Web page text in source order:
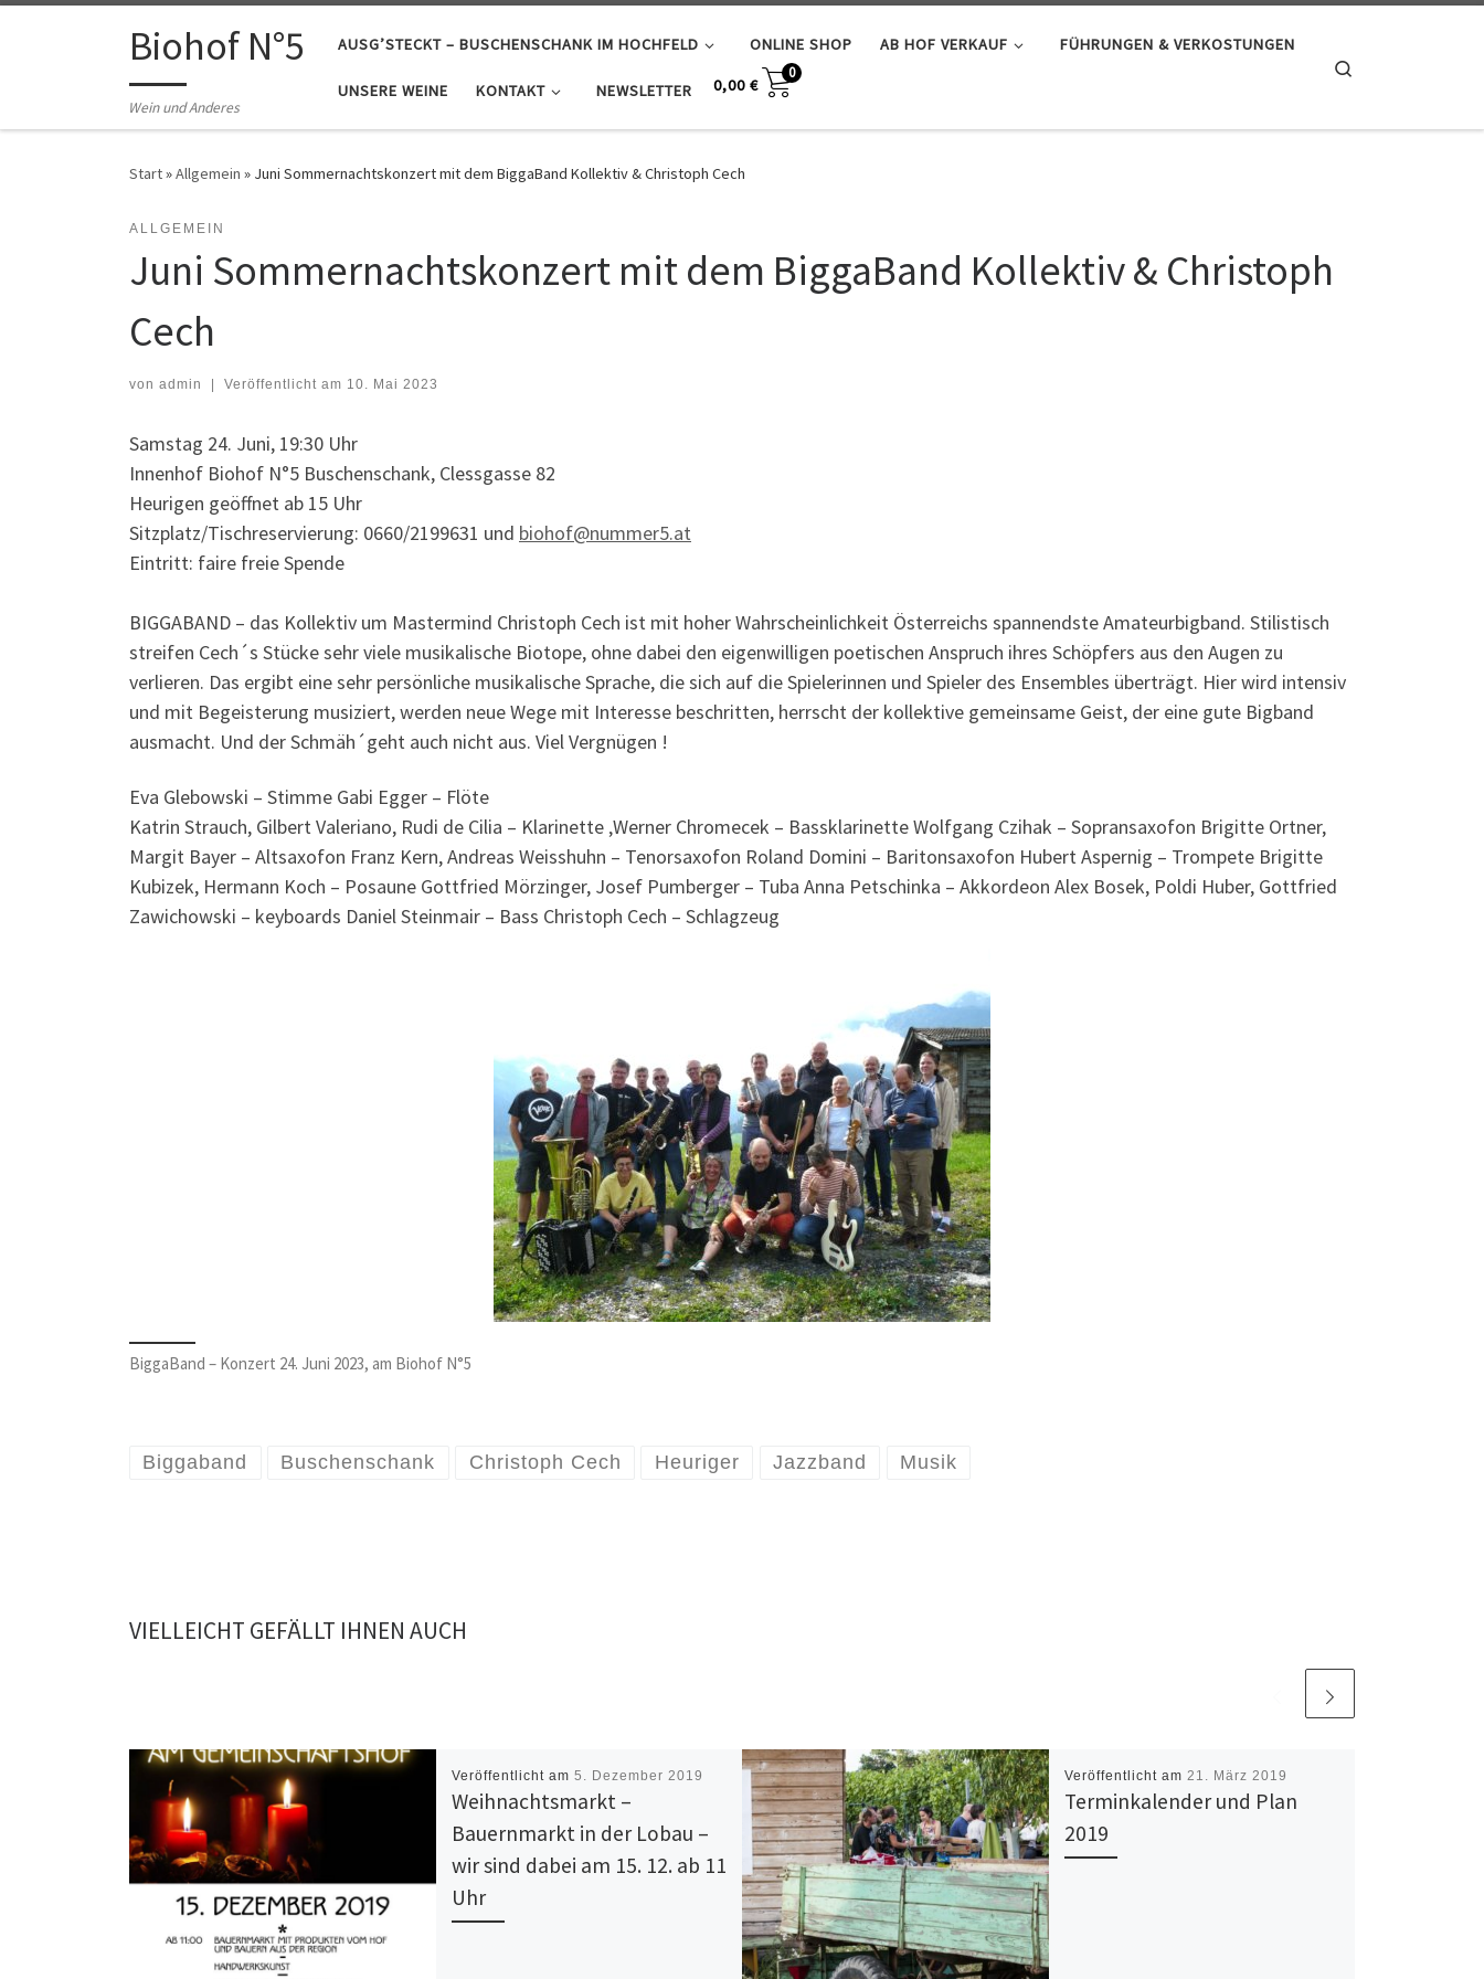
Zum Inhalt springenBiohof N°5
Wein und Anderes
AUSG’STECKT – BUSCHENSCHANK IM HOCHFELD ONLINE SHOP AB HOF VERKAUF FÜHRUNGEN & VERKOSTUNGEN
UNSERE WEINE KONTAKT NEWSLETTER 0,00€
0
Start»Allgemein » Juni Sommernachtskonzert mit dem BiggaBand Kollektiv & Christoph Cech
ALLGEMEIN
Juni Sommernachtskonzert mit dem BiggaBand Kollektiv & Christoph
Cech
von admin Veröffentlicht am 10. Mai 2023
Samstag 24. Juni, 19:30 Uhr
Innenhof Biohof N°5 Buschenschank, Clessgasse 82
Heurigen geöffnet ab 15 Uhr
Sitzplatz/Tischreservierung: 0660/2199631 und biohof@nummer5.at
Eintritt: faire freie Spende
BIGGABAND – das Kollektiv um Mastermind Christoph Cech ist mit hoher Wahrscheinlichkeit Österreichs spannendste Amateurbigband. Stilistisch
streifen Cech´s Stücke sehr viele musikalische Biotope, ohne dabei den eigenwilligen poetischen Anspruch ihres Schöpfers aus den Augen zu
verlieren. Das ergibt eine sehr persönliche musikalische Sprache, die sich auf die Spielerinnen und Spieler des Ensembles überträgt. Hier wird intensiv
und mit Begeisterung musiziert, werden neue Wege mit Interesse beschritten, herrscht der kollektive gemeinsame Geist, der eine gute Bigband
ausmacht. Und der Schmäh´geht auch nicht aus. Viel Vergnügen !
Eva Glebowski – Stimme Gabi Egger – Flöte
Katrin Strauch, Gilbert Valeriano, Rudi de Cilia – Klarinette ‚Werner Chromecek – Bassklarinette Wolfgang Czihak – Sopransaxofon Brigitte Ortner,
Margit Bayer – Altsaxofon Franz Kern, Andreas Weisshuhn – Tenorsaxofon Roland Domini – Baritonsaxofon Hubert Aspernig – Trompete Brigitte
Kubizek, Hermann Koch – Posaune Gottfried Mörzinger, Josef Pumberger – Tuba Anna Petschinka – Akkordeon Alex Bosek, Poldi Huber, Gottfried
Zawichowski – keyboards Daniel Steinmair – Bass Christoph Cech – Schlagzeug
BiggaBand – Konzert 24. Juni 2023, am Biohof N°5
Biggaband Buschenschank Christoph Cech Heuriger Jazzband Musik
VIELLEICHT GEFÄLLT IHNEN AUCH
Veröffentlicht am 5. Dezember 2019
Weihnachtsmarkt –
Bauernmarkt in der Lobau –
wir sind dabei am 15. 12. ab 11
Uhr
Veröffentlicht am 21. März 2019
Terminkalender und Plan
2019